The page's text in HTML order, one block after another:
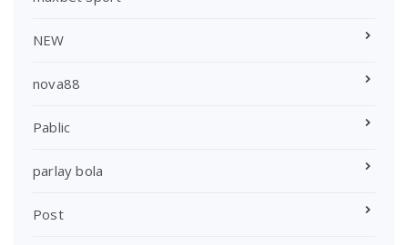
NEW
nova88
Pablic
parlay bola
Post